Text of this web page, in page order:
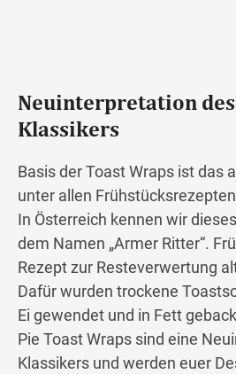
Neuinterpretation
Klassikers
Basis der Toast Wraps ist das
unter allen
In Österreich kennen wir
dem Namen „Armer Ritter“.
Rezept zur Resteverwertung
Dafür wurden trockene
Ei gewendet und in Fett
Pie Toast Wraps sind eine
Klassikers und werden euer